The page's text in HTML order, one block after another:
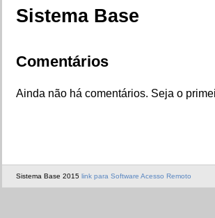
Sistema Base
Comentários
Ainda não há comentários. Seja o
Sistema Base 2015 link para Software Acesso Remoto